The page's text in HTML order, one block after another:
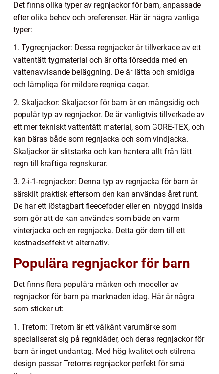
Det finns olika typer av regnjackor för barn, anpassade
efter olika behov och preferenser. Här är några vanliga
typer:
1. Tygregnjackor: Dessa regnjackor är tillverkade av ett
vattentätt tygmaterial och är ofta försedda med en
vattenavvisande beläggning. De är lätta och smidiga
och lämpliga för mildare regniga dagar.
2. Skaljackor: Skaljackor för barn är en mångsidig och
populär typ av regnjackor. De är vanligtvis tillverkade av
ett mer tekniskt vattentätt material, som GORE-TEX, och
kan bäras både som regnjacka och som vindjacka.
Skaljackor är slitstarka och kan hantera allt från lätt
regn till kraftiga regnskurar.
3. 2-i-1-regnjackor: Denna typ av regnjacka för barn är
särskilt praktisk eftersom den kan användas året runt.
De har ett löstagbart fleecefoder eller en inbyggd insida
som gör att de kan användas som både en varm
vinterjacka och en regnjacka. Detta gör dem till ett
kostnadseffektivt alternativ.
Populära regnjackor för barn
Det finns flera populära märken och modeller av
regnjackor för barn på marknaden idag. Här är några
som sticker ut:
1. Tretorn: Tretorn är ett välkänt varumärke som
specialiserat sig på regnkläder, och deras regnjackor för
barn är inget undantag. Med hög kvalitet och stilrena
design passar Tretorns regnjackor perfekt för små